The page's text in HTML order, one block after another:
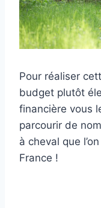
Pour réaliser
budget plutôt
financière vous
parcourir de
à cheval que
France !